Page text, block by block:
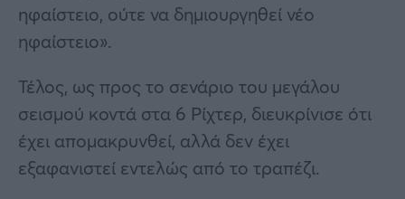
ηφαίστειο, ούτε να δημιουργηθεί νέο
ηφαίστειο».
Τέλος, ως προς το σενάριο του μεγάλου
σεισμού κοντά στα 6 Ρίχτερ, διευκρίνισε ότι
έχει απομακρυνθεί, αλλά δεν έχει
εξαφανιστεί εντελώς από το τραπέζι.